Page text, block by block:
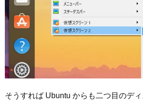
そうすれば Ubuntu からも二つ目のデ